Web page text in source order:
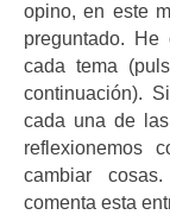
opino, en este
preguntado. He
cada tema
continuación).
cada una de
reflexionemos
cambiar
comenta esta